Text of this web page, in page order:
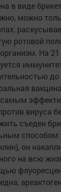
в виде
можно
ротовой
На
до
самым
вируса
съеден
способом:
он
на всю